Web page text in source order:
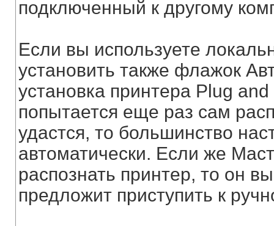
подключенный к другому
Если вы используете
установить также флажок
установка принтера Plug
попытается еще раз сам
удастся, то большинство
автоматически. Если же
распознать принтер, то он
предложит приступить к